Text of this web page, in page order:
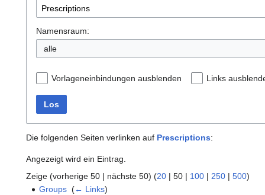
Namensraum:
alle
Vorlageneinbindungen ausblenden Links
Los
Die folgenden Seiten verlinken auf Prescriptions:
Angezeigt wird ein Eintrag.
Zeige (vorherige 50 | nächste 50) (20 | 50 | 100 | 250 | 500)
Groups ‎(← Links)